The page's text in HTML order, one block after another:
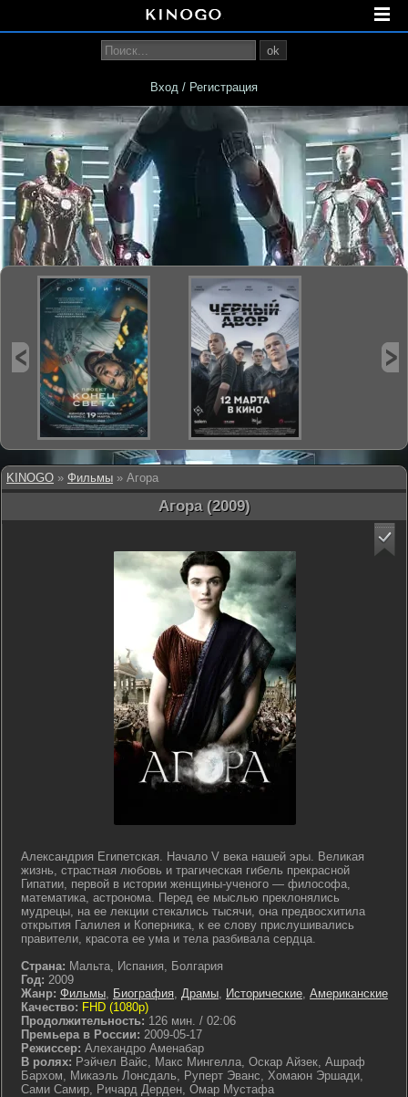
KINOGO » Фильмы » Агора
Агора (2009)
Александрия Египетская. Начало V века нашей эры. Великая
жизнь, страстная любовь и трагическая гибель прекрасной
Гипатии, первой в истории женщины-ученого — философа,
математика, астронома. Перед ее мыслью преклонялись
мудрецы, на ее лекции стекались тысячи, она предвосхитила
открытия Галилея и Коперника, к ее слову прислушивались
правители, красота ее ума и тела разбивала сердца.
Страна: Мальта, Испания, Болгария
Год: 2009
Жанр: Фильмы, Биография, Драмы, Исторические, Американские
Качество: FHD (1080p)
Продолжительность: 126 мин. / 02:06
Премьера в России: 2009-05-17
Режиссер: Алехандро Аменабар
В ролях: Рэйчел Вайс, Макс Мингелла, Оскар Айзек, Ашраф
Бархом, Микаэль Лонсдаль, Руперт Эванс, Хомаюн Эршади,
Сами Самир, Ричард Дерден, Омар Мустафа
ok
Вход / Регистрация